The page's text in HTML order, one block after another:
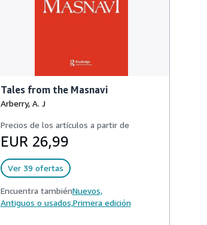
Tales from the Masnavi
Arberry, A. J
Precios de los artículos a partir de
EUR 26,99
Ver 39 ofertas
Encuentra tambiénNuevos,
Antiguos o usados,Primera edición